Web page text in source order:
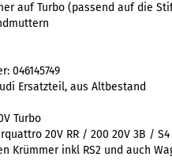
auf Turbo (passend auf die
046145749
Ersatzteil, aus Altbestand
Turbo
20V RR / 200 20V 3B / S4
Krümmer inkl RS2 und auch